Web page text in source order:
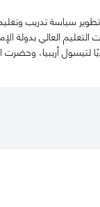
سياسة تدريب
العالي بدولة
أريبيا، وحضرت